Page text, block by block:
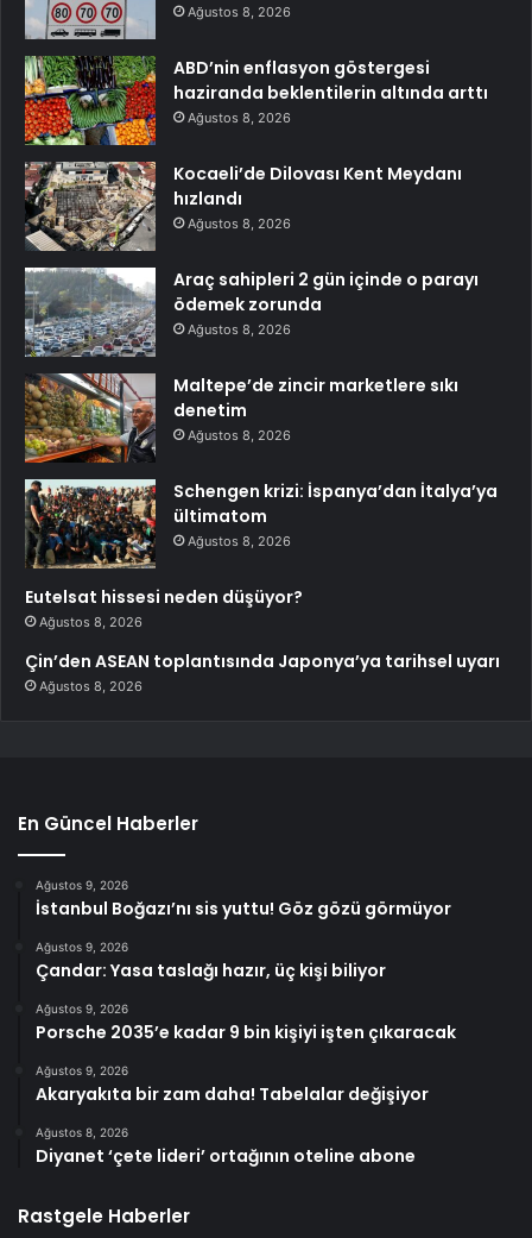
Ağustos 8, 2026
ABD’nin enflasyon göstergesi
haziranda beklentilerin altında arttı
Ağustos 8, 2026
Kocaeli’de Dilovası Kent Meydanı
hızlandı
Ağustos 8, 2026
Araç sahipleri 2 gün içinde o parayı
ödemek zorunda
Ağustos 8, 2026
Maltepe’de zincir marketlere sıkı
denetim
Ağustos 8, 2026
Schengen krizi: İspanya’dan İtalya’ya
ültimatom
Ağustos 8, 2026
Eutelsat hissesi neden düşüyor?
Ağustos 8, 2026
Çin’den ASEAN toplantısında Japonya’ya tarihsel uyarı
Ağustos 8, 2026
En Güncel Haberler
Ağustos 9, 2026
İstanbul Boğazı’nı sis yuttu! Göz gözü görmüyor
Ağustos 9, 2026
Çandar: Yasa taslağı hazır, üç kişi biliyor
Ağustos 9, 2026
Porsche 2035’e kadar 9 bin kişiyi işten çıkaracak
Ağustos 9, 2026
Akaryakıta bir zam daha! Tabelalar değişiyor
Ağustos 8, 2026
Diyanet ‘çete lideri’ ortağının oteline abone
Rastgele Haberler